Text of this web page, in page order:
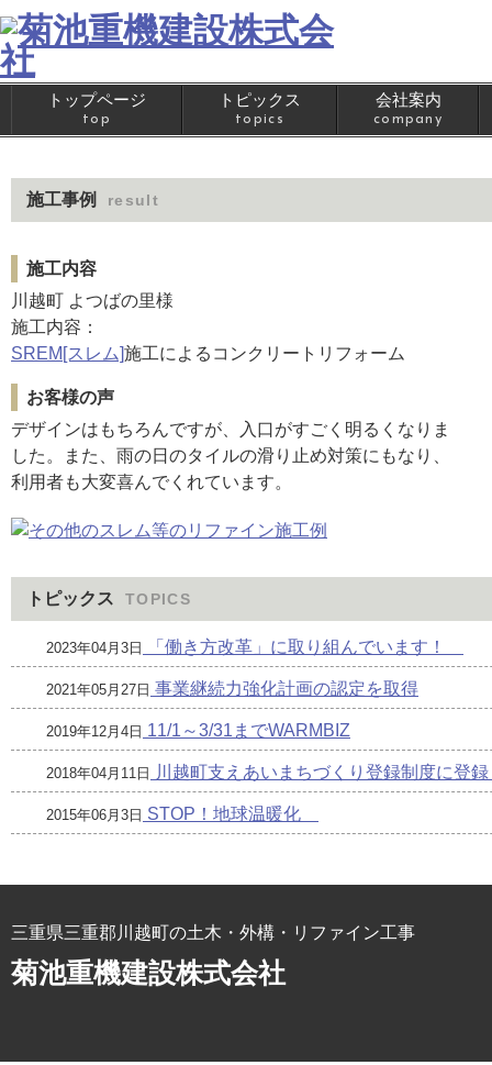
トップページ
top
トピックス
topics
会社案内
company
施工事例 result
施工内容
川越町 よつばの里様
施工内容：
SREM[スレム]施工によるコンクリートリフォーム
お客様の声
デザインはもちろんですが、入口がすごく明るくなりま
した。また、雨の日のタイルの滑り止め対策にもなり、
利用者も大変喜んでくれています。
トピックス TOPICS
2023年04月3日 「働き方改革」に取り組んでいます！
2021年05月27日 事業継続力強化計画の認定を取得
2019年12月4日 11/1～3/31までWARMBIZ
2018年04月11日 川越町支えあいまちづくり登録制度に登
2015年06月3日 STOP！地球温暖化
三重県三重郡川越町の土木・外構・リファイン工事
菊池重機建設株式会社